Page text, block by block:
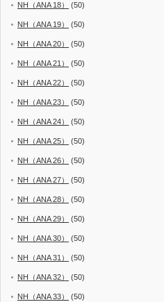
NH（ANA 18） (50)
NH（ANA 19） (50)
NH（ANA 20） (50)
NH（ANA 21） (50)
NH（ANA 22） (50)
NH（ANA 23） (50)
NH（ANA 24） (50)
NH（ANA 25） (50)
NH（ANA 26） (50)
NH（ANA 27） (50)
NH（ANA 28） (50)
NH（ANA 29） (50)
NH（ANA 30） (50)
NH（ANA 31） (50)
NH（ANA 32） (50)
NH（ANA 33） (50)